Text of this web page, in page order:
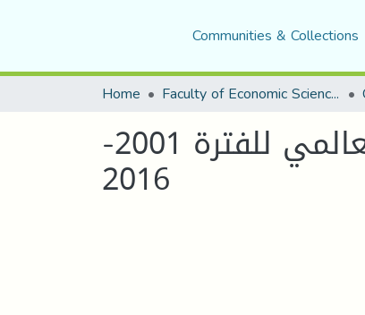
Communities & Collections
Home Faculty of Economic Sciences, Commerce and Management Sciences
مداخلة بعنوان: تطور نشاط الصكوك على المستوى العالمي للفترة 2001-
2016